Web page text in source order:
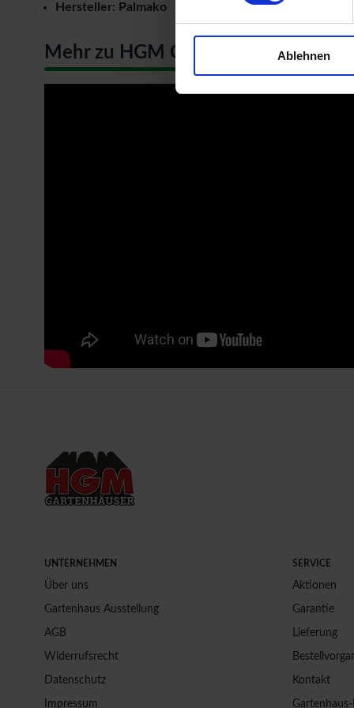
Ablehnen
Hersteller: Palmako
Mehr zu HGM Gartenhäuser
UNTERNEHMEN
Über uns
Gartenhaus Ausstellung
AGB
Widerrufsrecht
Datenschutz
Impressum
SERVICE
Aktionen
Garantie
Lieferung
Kontakt